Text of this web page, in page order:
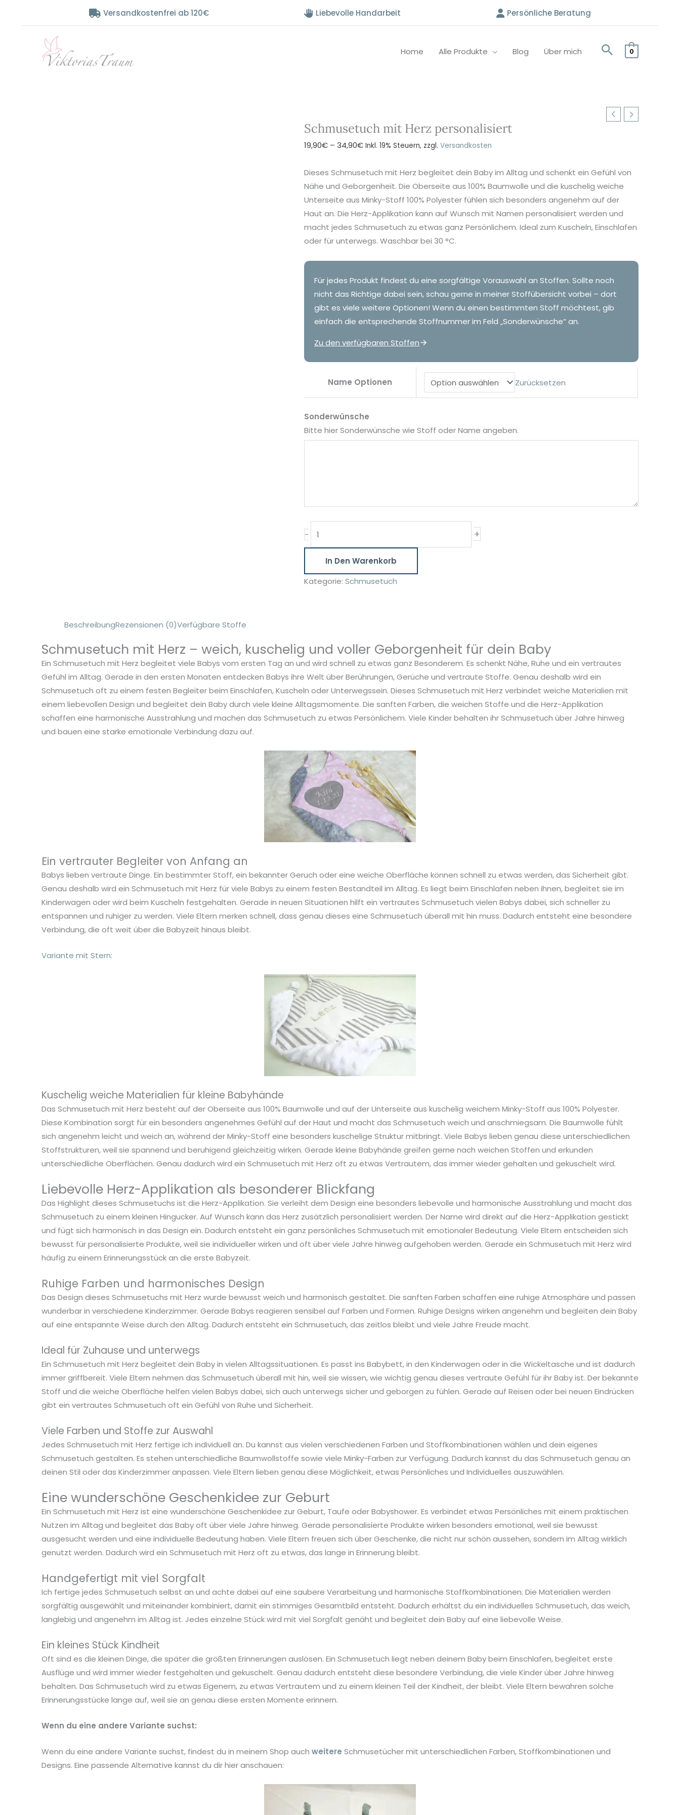
Versandkostenfrei ab 120€ Liebevolle Handarbeit Persönliche Beratung
Home Alle Produkte Blog Über mich 0
Schmusetuch mit Herz personalisiert
19,90€ –34,90€Preisspanne:
bis
34,90€
Inkl. 19% Steuern, zzgl.Versandkosten
Dieses Schmusetuch mit Herz begleitet dein Baby im Alltag und schenkt ein Gefühl von
Nähe und Geborgenheit. Die Oberseite aus 100% Baumwolle und die kuschelig weiche
Unterseite aus Minky-Stoff 100% Polyester fühlen sich besonders angenehm auf der
Haut an. Die Herz-Applikation kann auf Wunsch mit Namen personalisiert werden und
macht jedes Schmusetuch zu etwas ganz Persönlichem. Ideal zum Kuscheln, Einschlafen
oder für unterwegs. Waschbar bei 30 °C.
Für jedes Produkt findest du eine sorgfältige Vorauswahl an Stoffen. Sollte noch
nicht das Richtige dabei sein, schau gerne in meiner Stoffübersicht vorbei – dort
gibt es viele weitere Optionen! Wenn du einen bestimmten Stoff möchtest, gib
einfach die entsprechende Stoffnummer im Feld „Sonderwünsche“ an.
Zu den verfügbaren Stoffen
Name Optionen Zurücksetzen
Sonderwünsche
Bitte hier Sonderwünsche wie Stoff oder Name angeben.
-
Menge
+
In Den Warenkorb
Kategorie:Schmusetuch
BeschreibungRezensionen (0)Verfügbare Stoffe
Schmusetuch mit Herz – weich, kuschelig und voller Geborgenheit für dein Baby
Ein Schmusetuch mit Herz begleitet viele Babys vom ersten Tag an und wird schnell zu etwas ganz Besonderem. Es schenkt Nähe, Ruhe und ein vertrautes
Gefühl im Alltag. Gerade in den ersten Monaten entdecken Babys ihre Welt über Berührungen, Gerüche und vertraute Stoffe. Genau deshalb wird ein
Schmusetuch oft zu einem festen Begleiter beim Einschlafen, Kuscheln oder Unterwegssein. Dieses Schmusetuch mit Herz verbindet weiche Materialien mit
einem liebevollen Design und begleitet dein Baby durch viele kleine Alltagsmomente. Die sanften Farben, die weichen Stoffe und die Herz-Applikation
schaffen eine harmonische Ausstrahlung und machen das Schmusetuch zu etwas Persönlichem. Viele Kinder behalten ihr Schmusetuch über Jahre hinweg
und bauen eine starke emotionale Verbindung dazu auf.
Ein vertrauter Begleiter von Anfang an
Babys lieben vertraute Dinge. Ein bestimmter Stoff, ein bekannter Geruch oder eine weiche Oberfläche können schnell zu etwas werden, das Sicherheit gibt.
Genau deshalb wird ein Schmusetuch mit Herz für viele Babys zu einem festen Bestandteil im Alltag. Es liegt beim Einschlafen neben ihnen, begleitet sie im
Kinderwagen oder wird beim Kuscheln festgehalten. Gerade in neuen Situationen hilft ein vertrautes Schmusetuch vielen Babys dabei, sich schneller zu
entspannen und ruhiger zu werden. Viele Eltern merken schnell, dass genau dieses eine Schmusetuch überall mit hin muss. Dadurch entsteht eine besondere
Verbindung, die oft weit über die Babyzeit hinaus bleibt.
Variante mit Stern:
Kuschelig weiche Materialien für kleine Babyhände
Das Schmusetuch mit Herz besteht auf der Oberseite aus 100% Baumwolle und auf der Unterseite aus kuschelig weichem Minky-Stoff aus 100% Polyester.
Diese Kombination sorgt für ein besonders angenehmes Gefühl auf der Haut und macht das Schmusetuch weich und anschmiegsam. Die Baumwolle fühlt
sich angenehm leicht und weich an, während der Minky-Stoff eine besonders kuschelige Struktur mitbringt. Viele Babys lieben genau diese unterschiedlichen
Stoffstrukturen, weil sie spannend und beruhigend gleichzeitig wirken. Gerade kleine Babyhände greifen gerne nach weichen Stoffen und erkunden
unterschiedliche Oberflächen. Genau dadurch wird ein Schmusetuch mit Herz oft zu etwas Vertrautem, das immer wieder gehalten und gekuschelt wird.
Liebevolle Herz-Applikation als besonderer Blickfang
Das Highlight dieses Schmusetuchs ist die Herz-Applikation. Sie verleiht dem Design eine besonders liebevolle und harmonische Ausstrahlung und macht das
Schmusetuch zu einem kleinen Hingucker. Auf Wunsch kann das Herz zusätzlich personalisiert werden. Der Name wird direkt auf die Herz-Applikation gestickt
und fügt sich harmonisch in das Design ein. Dadurch entsteht ein ganz persönliches Schmusetuch mit emotionaler Bedeutung. Viele Eltern entscheiden sich
bewusst für personalisierte Produkte, weil sie individueller wirken und oft über viele Jahre hinweg aufgehoben werden. Gerade ein Schmusetuch mit Herz wird
häufig zu einem Erinnerungsstück an die erste Babyzeit.
Ruhige Farben und harmonisches Design
Das Design dieses Schmusetuchs mit Herz wurde bewusst weich und harmonisch gestaltet. Die sanften Farben schaffen eine ruhige Atmosphäre und passen
wunderbar in verschiedene Kinderzimmer. Gerade Babys reagieren sensibel auf Farben und Formen. Ruhige Designs wirken angenehm und begleiten dein Baby
auf eine entspannte Weise durch den Alltag. Dadurch entsteht ein Schmusetuch, das zeitlos bleibt und viele Jahre Freude macht.
Ideal für Zuhause und unterwegs
Ein Schmusetuch mit Herz begleitet dein Baby in vielen Alltagssituationen. Es passt ins Babybett, in den Kinderwagen oder in die Wickeltasche und ist dadurch
immer griffbereit. Viele Eltern nehmen das Schmusetuch überall mit hin, weil sie wissen, wie wichtig genau dieses vertraute Gefühl für ihr Baby ist. Der bekannte
Stoff und die weiche Oberfläche helfen vielen Babys dabei, sich auch unterwegs sicher und geborgen zu fühlen. Gerade auf Reisen oder bei neuen Eindrücken
gibt ein vertrautes Schmusetuch oft ein Gefühl von Ruhe und Sicherheit.
Viele Farben und Stoffe zur Auswahl
Jedes Schmusetuch mit Herz fertige ich individuell an. Du kannst aus vielen verschiedenen Farben und Stoffkombinationen wählen und dein eigenes
Schmusetuch gestalten. Es stehen unterschiedliche Baumwollstoffe sowie viele Minky-Farben zur Verfügung. Dadurch kannst du das Schmusetuch genau an
deinen Stil oder das Kinderzimmer anpassen. Viele Eltern lieben genau diese Möglichkeit, etwas Persönliches und Individuelles auszuwählen.
Eine wunderschöne Geschenkidee zur Geburt
Ein Schmusetuch mit Herz ist eine wunderschöne Geschenkidee zur Geburt, Taufe oder Babyshower. Es verbindet etwas Persönliches mit einem praktischen
Nutzen im Alltag und begleitet das Baby oft über viele Jahre hinweg. Gerade personalisierte Produkte wirken besonders emotional, weil sie bewusst
ausgesucht werden und eine individuelle Bedeutung haben. Viele Eltern freuen sich über Geschenke, die nicht nur schön aussehen, sondern im Alltag wirklich
genutzt werden. Dadurch wird ein Schmusetuch mit Herz oft zu etwas, das lange in Erinnerung bleibt.
Handgefertigt mit viel Sorgfalt
Ich fertige jedes Schmusetuch selbst an und achte dabei auf eine saubere Verarbeitung und harmonische Stoffkombinationen. Die Materialien werden
sorgfältig ausgewählt und miteinander kombiniert, damit ein stimmiges Gesamtbild entsteht. Dadurch erhältst du ein individuelles Schmusetuch, das weich,
langlebig und angenehm im Alltag ist. Jedes einzelne Stück wird mit viel Sorgfalt genäht und begleitet dein Baby auf eine liebevolle Weise.
Ein kleines Stück Kindheit
Oft sind es die kleinen Dinge, die später die größten Erinnerungen auslösen. Ein Schmusetuch liegt neben deinem Baby beim Einschlafen, begleitet erste
Ausflüge und wird immer wieder festgehalten und gekuschelt. Genau dadurch entsteht diese besondere Verbindung, die viele Kinder über Jahre hinweg
behalten. Das Schmusetuch wird zu etwas Eigenem, zu etwas Vertrautem und zu einem kleinen Teil der Kindheit, der bleibt. Viele Eltern bewahren solche
Erinnerungsstücke lange auf, weil sie an genau diese ersten Momente erinnern.
Wenn du eine andere Variante suchst:
Wenn du eine andere Variante suchst, findest du in meinem Shop auch weitere Schmusetücher mit unterschiedlichen Farben, Stoffkombinationen und
Designs. Eine passende Alternative kannst du dir hier anschauen: